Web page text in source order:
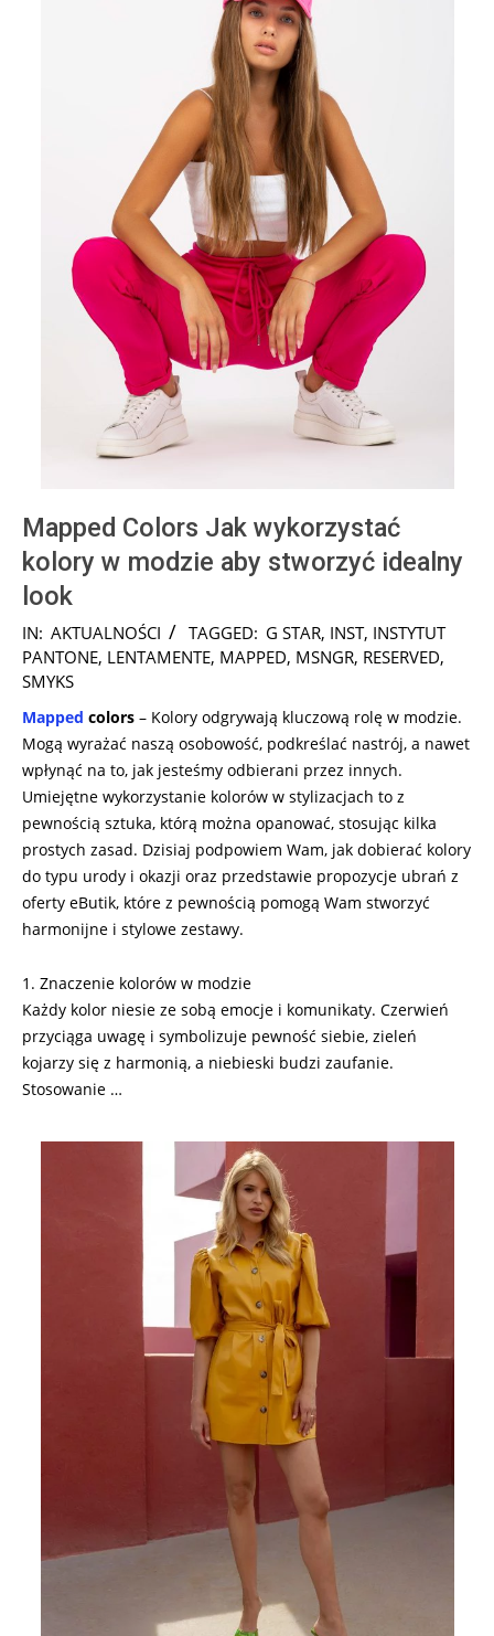
Mapped Colors Jak wykorzystać
kolory w modzie aby stworzyć idealny
look
2025-
02-
05
IN: AKTUALNOŚCI TAGGED: G STAR, INST, INSTYTUT
PANTONE, LENTAMENTE, MAPPED, MSNGR, RESERVED,
SMYKS
Mapped colors – Kolory odgrywają kluczową rolę w modzie.
Mogą wyrażać naszą osobowość, podkreślać nastrój, a nawet
wpłynąć na to, jak jesteśmy odbierani przez innych.
Umiejętne wykorzystanie kolorów w stylizacjach to z
pewnością sztuka, którą można opanować, stosując kilka
prostych zasad. Dzisiaj podpowiem Wam, jak dobierać kolory
do typu urody i okazji oraz przedstawie propozycje ubrań z
oferty eButik, które z pewnością pomogą Wam stworzyć
harmonijne i stylowe zestawy.
1. Znaczenie kolorów w modzie
Każdy kolor niesie ze sobą emocje i komunikaty. Czerwień
przyciąga uwagę i symbolizuje pewność siebie, zieleń
kojarzy się z harmonią, a niebieski budzi zaufanie.
Stosowanie …